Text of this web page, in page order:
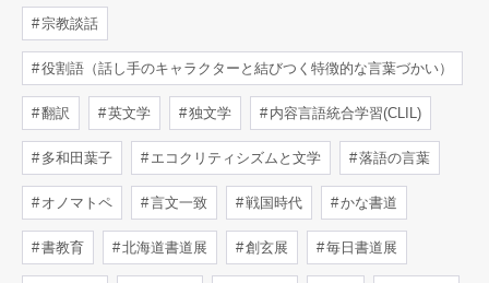
宗教談話
役割語（話し手のキャラクターと結びつく特徴的な言葉づかい）
翻訳 英文学 独文学 内容言語統合学習(CLIL)
多和田葉子 エコクリティシズムと文学 落語の言葉
オノマトペ 言文一致 戦国時代 かな書道
書教育 北海道書道展 創玄展 毎日書道展